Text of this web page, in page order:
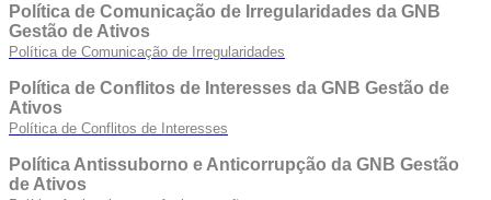
Política de Comunicação de Irregularidades da GNB
Gestão de Ativos
Política de Comunicação de Irregularidades
Política de Conflitos de Interesses da GNB Gestão de
Ativos
Política de Conflitos de Interesses
Política Antissuborno e Anticorrupção da GNB Gestão
de Ativos